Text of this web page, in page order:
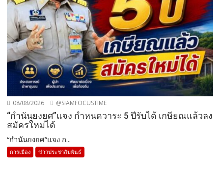
08/08/2026 @SIAMFOCUSTIME
“กำนันยงยศ”แจง กำหนดวาระ 5 ปีรับได้ เกษียณแล้วลง
สมัครใหม่ได้
“กำนันยงยศ”แจง ก...
การเมือง ข่าวประชาสัมพันธ์